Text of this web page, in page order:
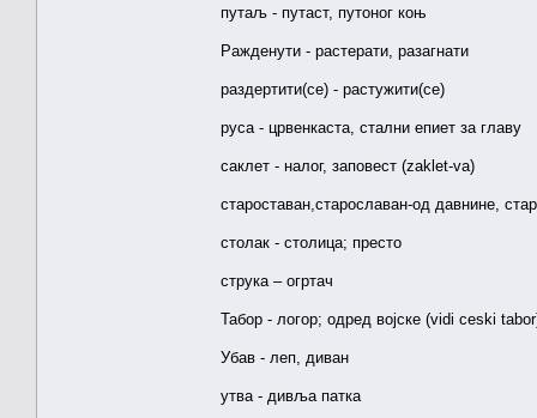
путаљ - путаст, путоног коњ
Ражденути - растерати, разагнати
раздертити(се) - растужити(се)
руса - црвенкаста, стални епиет за главу
саклет - налог, заповест (zaklet-va)
староставан,старославан-од давнине,
столак - столица; престо
струка – огртач
Табор - логор; одред војске (vidi ceski
Убав - леп, диван
утва - дивља патка